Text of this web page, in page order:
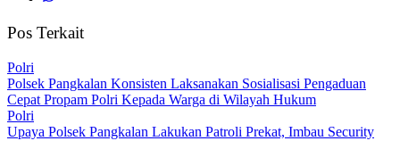
Pos Terkait
Polri
Polsek Pangkalan Konsisten Laksanakan Sosialisasi Pengaduan
Cepat Propam Polri Kepada Warga di Wilayah Hukum
Polri
Upaya Polsek Pangkalan Lakukan Patroli Prekat, Imbau Security